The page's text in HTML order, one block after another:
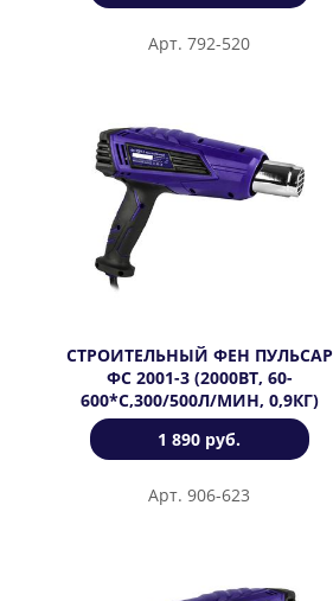
Арт. 792-520
СТРОИТЕЛЬНЫЙ ФЕН ПУЛЬСАР
ФС 2001-3 (2000ВТ, 60-
600*C,300/500Л/МИН, 0,9КГ)
1 890 руб.
Арт. 906-623